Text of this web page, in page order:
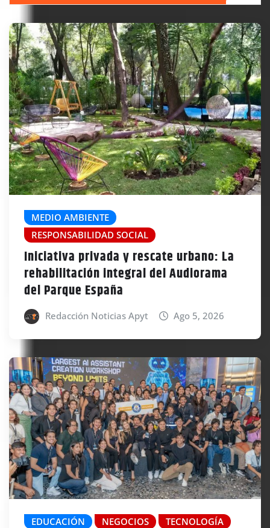
MEDIO AMBIENTE
RESPONSABILIDAD SOCIAL
Iniciativa privada y rescate urbano: La
rehabilitación integral del Audiorama
del Parque España
Redacción Noticias Apyt Ago 5, 2026
EDUCACIÓN NEGOCIOS TECNOLOGÍA